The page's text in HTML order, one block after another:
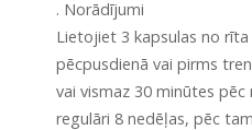
. Norādījumi
Lietojiet 3 kapsulas no rīta
pēcpusdienā vai pirms
vai vismaz 30 minūtes
regulāri 8 nedēļas, pēc